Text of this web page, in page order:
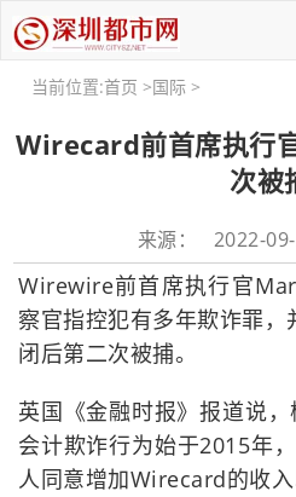
当前位置:首页 >国际 >
Wirecard前首席执行
次被
来源： 2022-
Wirewire前首席执行官
察官指控犯有多年欺诈罪
闭后第二次被捕。
英国《金融时报》报道说
会计欺诈行为始于2015年
人同意增加Wirecard的收入